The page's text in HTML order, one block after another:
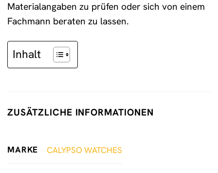
Materialangaben zu prüfen oder sich von einem
Fachmann beraten zu lassen.
Inhalt
ZUSÄTZLICHE INFORMATIONEN
MARKE CALYPSO WATCHES